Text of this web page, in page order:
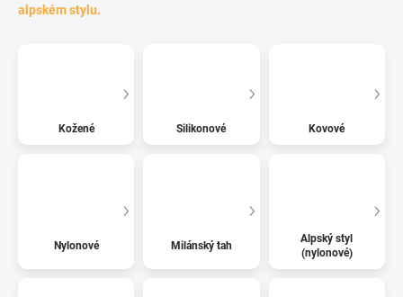
alpském stylu.
Kožené Silikonové Kovové
Nylonové Milánský tah
Alpský styl
(nylonové)